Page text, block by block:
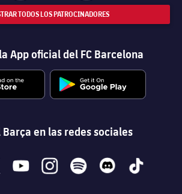
TODOS LOS PATROCINADORES
App oficial del FC Barcelona
Barça en las redes sociales
youtubeinstagramspotify discord tiktok